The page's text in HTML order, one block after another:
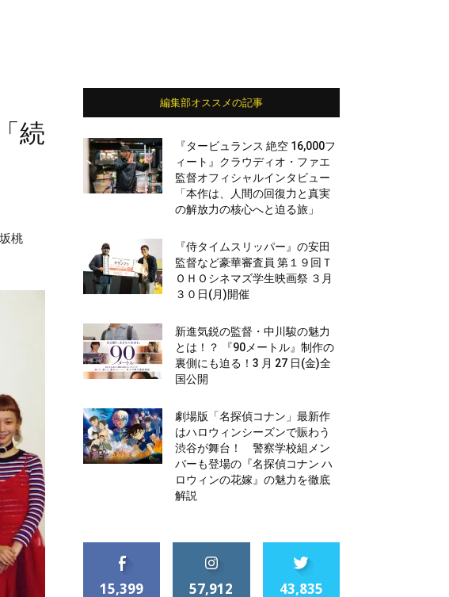
続
桃
編集部オススメの記事
『タービュランス 絶空 16,000フ
ィート』クラウディオ・ファエ
監督オフィシャルインタビュー
「本作は、人間の回復力と真実
の解放力の核心へと迫る旅」
『侍タイムスリッパー』の安田
監督など豪華審査員 第１９回Ｔ
ＯＨＯシネマズ学生映画祭 ３月
３０日(月)開催
新進気鋭の監督・中川駿の魅力
とは！？ 『90メートル』制作の
裏側にも迫る！3 月 27 日(金)全
国公開
劇場版「名探偵コナン」最新作
はハロウィンシーズンで賑わう
渋谷が舞台！ 警察学校組メン
バーも登場の『名探偵コナン ハ
ロウィンの花嫁』の魅力を徹底
解説
15,399 57,912 43,835